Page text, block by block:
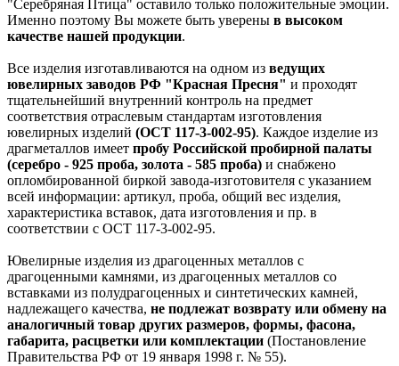
"Серебряная Птица" оставило только положительные эмоции.
Именно поэтому Вы можете быть уверены в высоком
качестве нашей продукции.
Все изделия изготавливаются на одном из ведущих
ювелирных заводов РФ "Красная Пресня" и проходят
тщательнейший внутренний контроль на предмет
соответствия отраслевым стандартам изготовления
ювелирных изделий (ОСТ 117-3-002-95). Каждое изделие из
драгметаллов имеет пробу Российской пробирной палаты
(серебро - 925 проба, золота - 585 проба) и снабжено
опломбированной биркой завода-изготовителя с указанием
всей информации: артикул, проба, общий вес изделия,
характеристика вставок, дата изготовления и пр. в
соответствии с ОСТ 117-3-002-95.
Ювелирные изделия из драгоценных металлов с
драгоценными камнями, из драгоценных металлов со
вставками из полудрагоценных и синтетических камней,
надлежащего качества, не подлежат возврату или обмену на
аналогичный товар других размеров, формы, фасона,
габарита, расцветки или комплектации (Постановление
Правительства РФ от 19 января 1998 г. № 55).